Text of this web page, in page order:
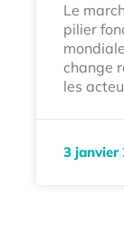
Le
pilier
change
les
3 janvier